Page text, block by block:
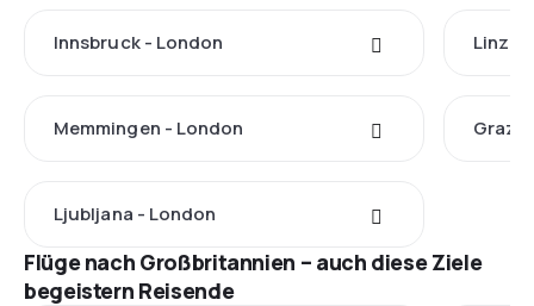
Innsbruck - London Linz -
Memmingen - London Graz -
Ljubljana - London
Flüge nach Großbritannien – auch diese Ziele
begeistern Reisende